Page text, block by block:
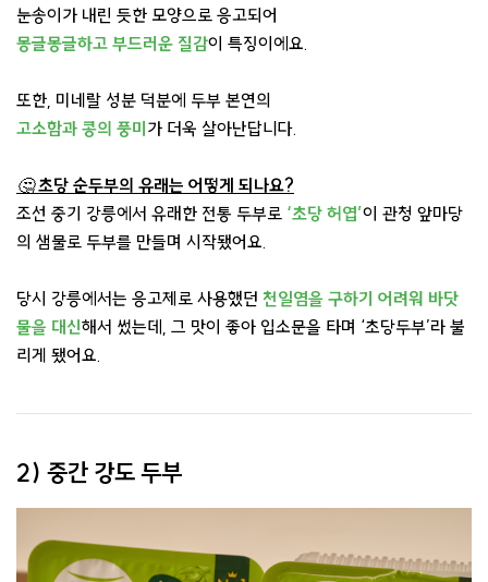
눈송이가 내린 듯한 모양으로 응고되어
몽글몽글하고 부드러운 질감이 특징이에요.
또한, 미네랄 성분 덕분에 두부 본연의
고소함과 콩의 풍미 가 더욱 살아난답니다.
🤔초당 순두부의 유래는 어떻게 되나요?
조선 중기 강릉에서 유래한 전통 두부로 ‘초당 허엽’이 관청 앞마당
의 샘물로 두부를 만들며 시작됐어요.
당시 강릉에서는 응고제로 사용했던 천일염을 구하기 어려워 바닷
물을 대신해서 썼는데, 그 맛이 좋아 입소문을 타며 ‘초당두부’라 불
리게 됐어요.
2) 중간 강도 두부